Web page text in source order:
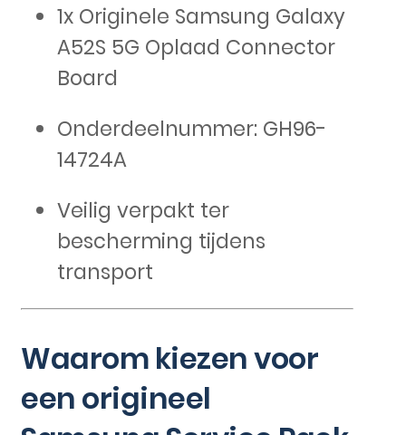
1x Originele Samsung Galaxy
A52S 5G Oplaad Connector
Board
Onderdeelnummer: GH96-
14724A
Veilig verpakt ter
bescherming tijdens
transport
Waarom kiezen voor
een origineel